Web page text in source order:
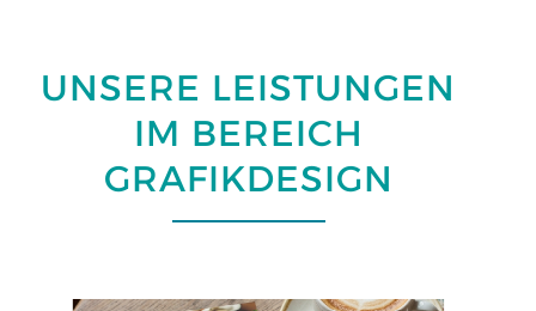
UNSERE LEISTUNGEN
IM BEREICH
GRAFIKDESIGN